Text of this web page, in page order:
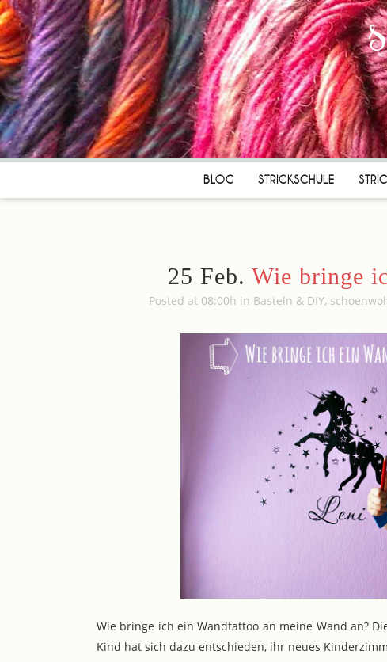
BLOG STRICKSCHULE
25 Feb. Wie bringe
Posted at 08:00h in Basteln & DIY,
Wie bringe ich ein Wandtattoo an meine Wand an?
Kind hat sich dazu entschieden, ihr neues